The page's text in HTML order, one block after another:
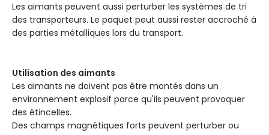
Les aimants peuvent aussi perturber les systèmes de tri
des transporteurs. Le paquet peut aussi rester accroché à
des parties métalliques lors du transport.
Utilisation des aimants
Les aimants ne doivent pas être montés dans un
environnement explosif parce qu'ils peuvent provoquer
des étincelles.
Des champs magnétiques forts peuvent perturber ou